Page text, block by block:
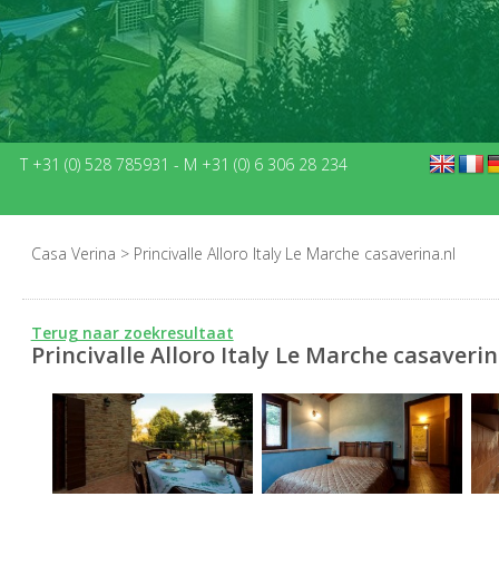
T +31 (0) 528 785931 - M +31 (0) 6 306 28 234
Casa Verina > Princivalle Alloro Italy Le Marche casaverina.nl
Terug naar zoekresultaat
Princivalle Alloro Italy Le Marche